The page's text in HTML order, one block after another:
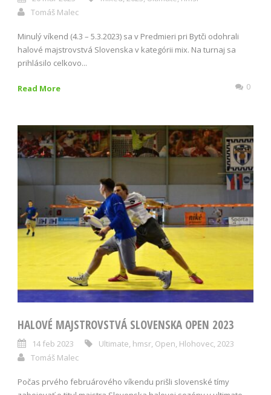
Tomáš Malec
Minulý víkend (4.3 – 5.3.2023) sa v Predmieri pri Bytči odohrali
halové majstrovstvá Slovenska v kategórii mix. Na turnaj sa
prihlásilo celkovo...
Read More 0
HALOVÉ MAJSTROVSTVÁ SLOVENSKA OPEN 2023
14 feb 2023 Ultimate, hmsr, Open, Hlohovec, 2023
Tomáš Malec
Počas prvého februárového víkendu prišli slovenské tímy